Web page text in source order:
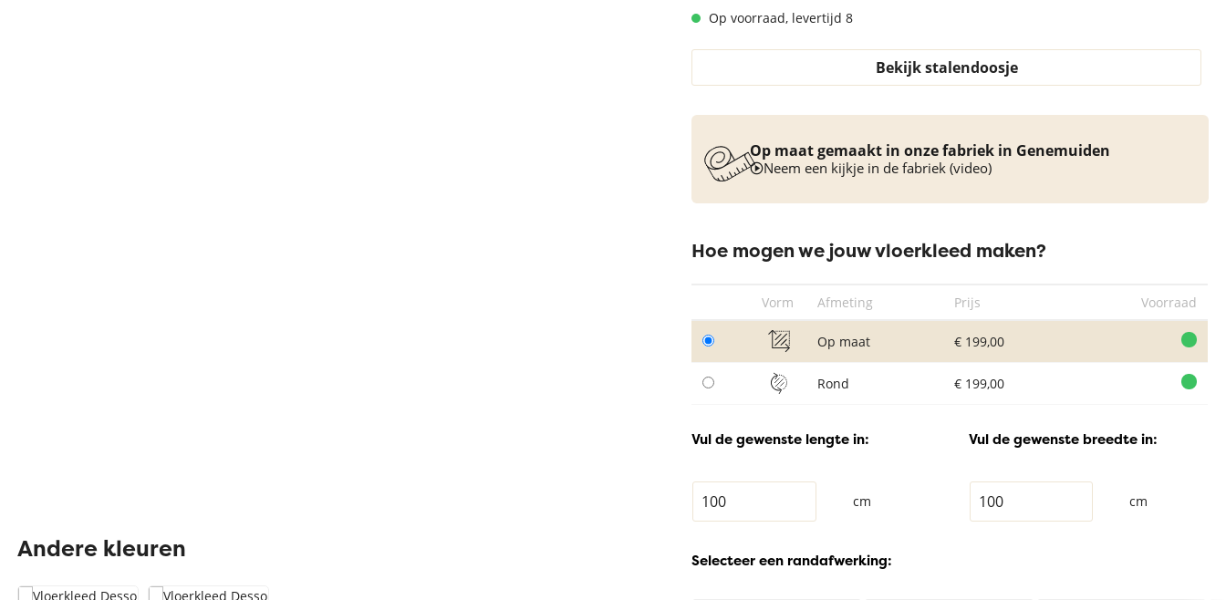
Vloerkleed turquoise
Op voorraad, levertijd 8
Bekijk stalendoosje
Op maat gemaakt in onze fabriek in Genemuiden
Neem een kijkje in de fabriek (video)
Hoe mogen we jouw vloerkleed maken?
Vorm Afmeting Prijs Voorraad
Op maat € 199,00
Rond € 199,00
Vul de gewenste lengte in:
cm
Vul de gewenste breedte in:
cm
Selecteer een randafwerking:
Andere kleuren